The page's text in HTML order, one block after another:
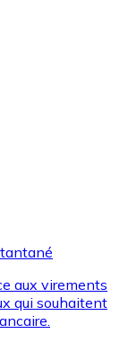
aux virements
qui souhaitent